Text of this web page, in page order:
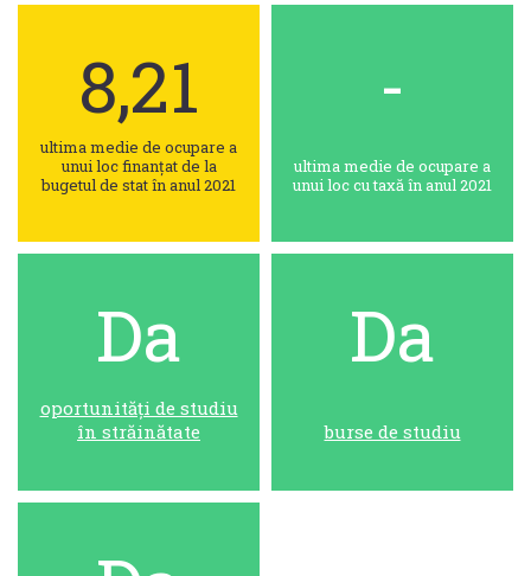
8,21
ultima medie de ocupare a
unui loc finanțat de la
bugetul de stat în anul 2021
-
ultima medie de ocupare a
unui loc cu taxă în anul 2021
Da
oportunități de studiu
în străinătate
Da
burse de studiu